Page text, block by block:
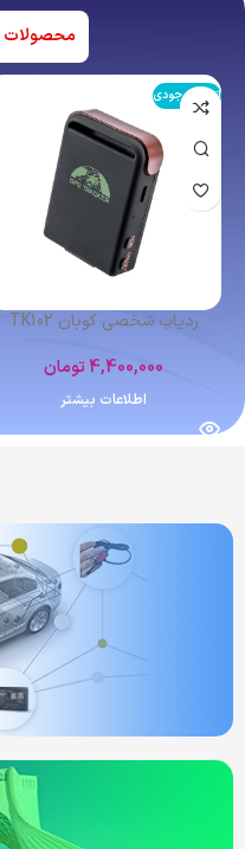
محصولات
اتمام موجودی
ردیاب شخصی کوبان TK102
4,400,000تومان
اطلاعات بیشتر